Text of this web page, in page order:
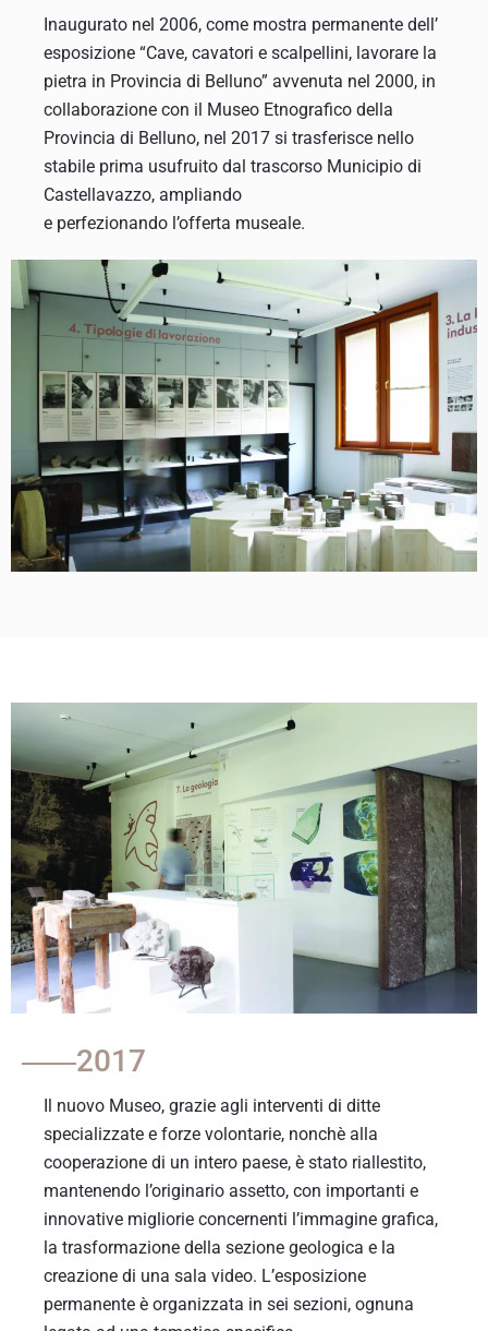
Inaugurato nel 2006, come mostra permanente dell’
esposizione “Cave, cavatori e scalpellini, lavorare la
pietra in Provincia di Belluno” avvenuta nel 2000, in
collaborazione con il Museo Etnografico della
Provincia di Belluno, nel 2017 si trasferisce nello
stabile prima usufruito dal trascorso Municipio di
Castellavazzo, ampliando
e perfezionando l’offerta museale.
2017
Il nuovo Museo, grazie agli interventi di ditte
specializzate e forze volontarie, nonchè alla
cooperazione di un intero paese, è stato riallestito,
mantenendo l’originario assetto, con importanti e
innovative migliorie concernenti l’immagine grafica,
la trasformazione della sezione geologica e la
creazione di una sala video. L’esposizione
permanente è organizzata in sei sezioni, ognuna